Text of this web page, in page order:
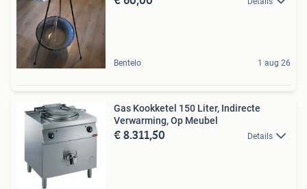
Bentelo 1 aug 26
Gas Kookketel 150 Liter, Indirecte
Verwarming, Op Meubel
€ 8.311,50 Details